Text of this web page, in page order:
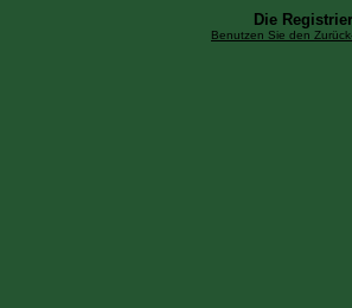
Die
Benutzen Sie den